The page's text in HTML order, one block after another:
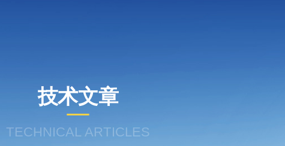
技术文章
TECHNICAL ARTICLES